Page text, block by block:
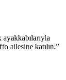
ailesine katılın.”